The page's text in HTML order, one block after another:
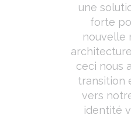
une
forte
nouvelle
ceci nous
transition
vers
identité